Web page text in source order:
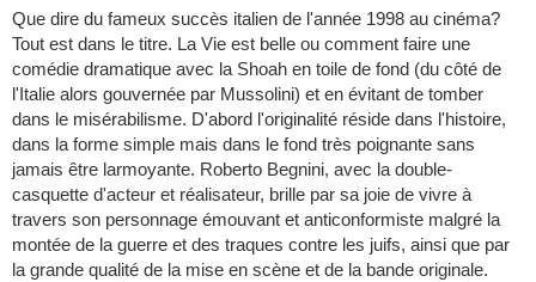
Que dire du fameux succès italien de l'année 1998 au cinéma?
Tout est dans le titre. La Vie est belle ou comment faire une
comédie dramatique avec la Shoah en toile de fond (du côté de
l'Italie alors gouvernée par Mussolini) et en évitant de tomber
dans le misérabilisme. D'abord l'originalité réside dans l'histoire,
dans la forme simple mais dans le fond très poignante sans
jamais être larmoyante. Roberto Begnini, avec la double-
casquette d'acteur et réalisateur, brille par sa joie de vivre à
travers son personnage émouvant et anticonformiste malgré la
montée de la guerre et des traques contre les juifs, ainsi que par
la grande qualité de la mise en scène et de la bande originale.